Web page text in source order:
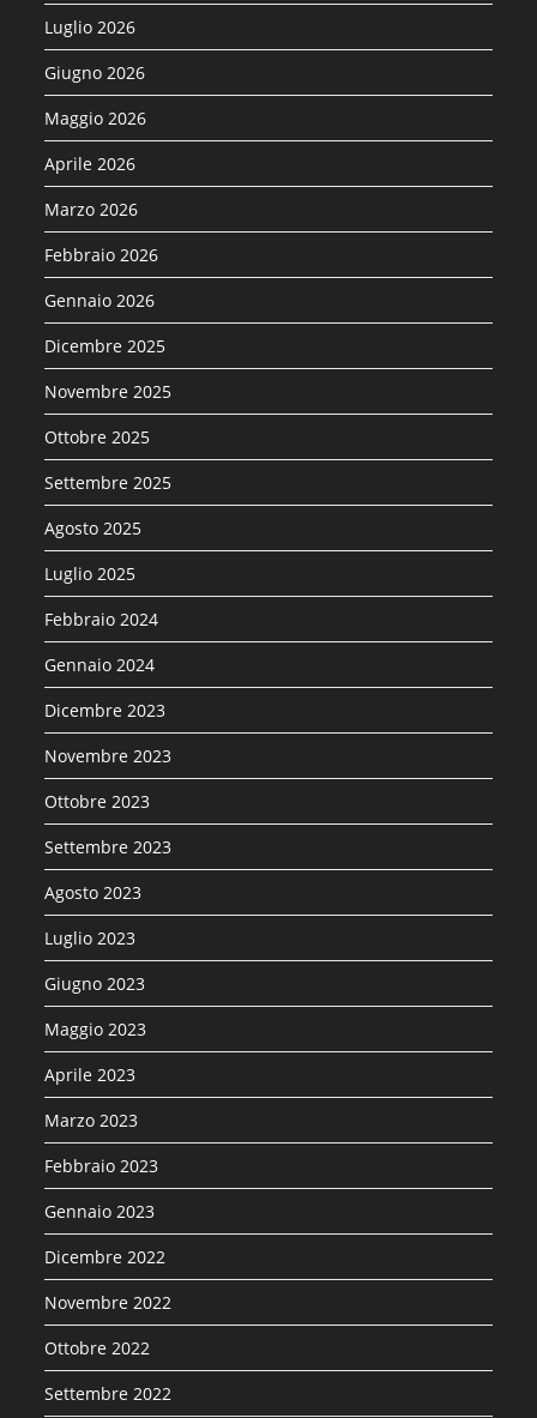
Luglio 2026
Giugno 2026
Maggio 2026
Aprile 2026
Marzo 2026
Febbraio 2026
Gennaio 2026
Dicembre 2025
Novembre 2025
Ottobre 2025
Settembre 2025
Agosto 2025
Luglio 2025
Febbraio 2024
Gennaio 2024
Dicembre 2023
Novembre 2023
Ottobre 2023
Settembre 2023
Agosto 2023
Luglio 2023
Giugno 2023
Maggio 2023
Aprile 2023
Marzo 2023
Febbraio 2023
Gennaio 2023
Dicembre 2022
Novembre 2022
Ottobre 2022
Settembre 2022